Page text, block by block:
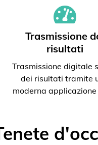
Trasmissione
risultati
Trasmissione digitale
dei risultati tramite
moderna